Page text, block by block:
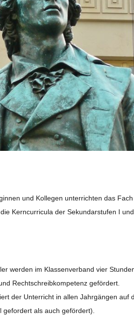
und Kol­le­gen unter­rich­ten das Fach
Kern­cur­ri­cula der Sekun­dar­stu­fen I
wer­den im Klas­sen­ver­band vier
Recht­schreib­kom­pe­tenz gefördert.
der Unter­richt in allen Jahr­gän­gen auf
als auch gefördert).